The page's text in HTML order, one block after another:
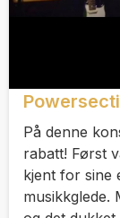
På denne
rabatt! Først
kjent for sine
musikkglede.